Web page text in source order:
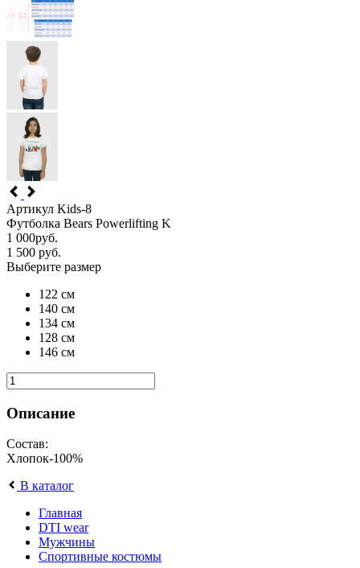
Артикул Kids-8
Футболка Bears Powerlifting K
1 000руб.
1 500 руб.
Выберите размер
122 см
140 см
134 см
128 см
146 см
Описание
Состав:
Хлопок-100%
В каталог
Главная
DTI wear
Мужчины
Спортивные костюмы